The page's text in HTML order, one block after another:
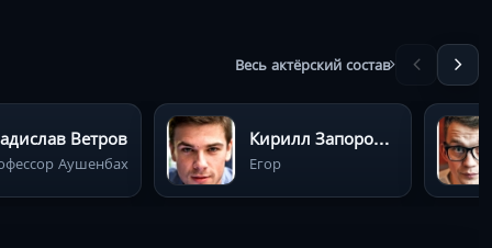
Весь актёрский состав
Ветров
Аушенбах
Кирилл Запорожский
Егор